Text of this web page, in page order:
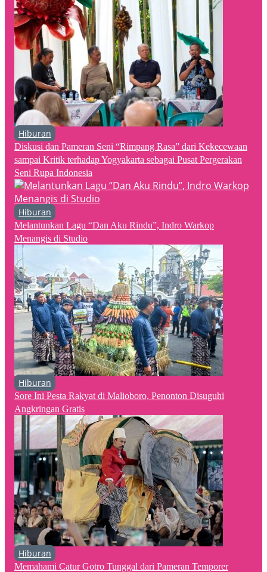
Hiburan
Diskusi dan Pameran Seni “Rimpang Rasa” dari Kekecewaan
sampai Kritik terhadap Yogyakarta sebagai Pusat Pergerakan
Seni Rupa Indonesia
Hiburan
Melantunkan Lagu “Dan Aku Rindu”, Indro Warkop
Menangis di Studio
Hiburan
Sore Ini Pesta Rakyat di Malioboro, Penonton Disuguhi
Angkringan Gratis
Hiburan
Memahami Catur Gotro Tunggal dari Pameran Temporer